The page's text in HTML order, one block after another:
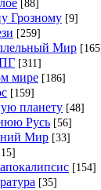
[88]
Грозному [9]
[259]
Мир
[311]
мире [186]
[159]
планету [48]
Русь [56]
Мир [33]
[154]
[35]